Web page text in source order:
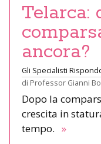
Telarca:
ancora?
Gli Specialisti
di Professor Gianni
Dopo la
crescita in
tempo. »